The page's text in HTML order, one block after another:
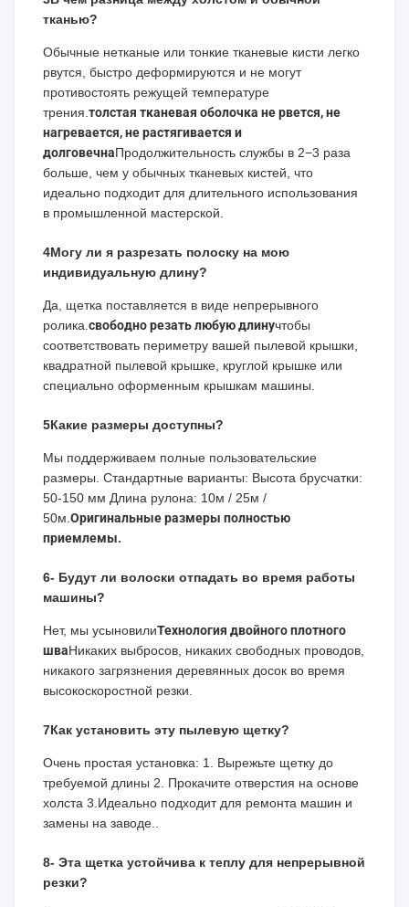
тканью?
Обычные нетканые или тонкие тканевые кисти легко
рвутся, быстро деформируются и не могут
противостоять режущей температуре
трения. толстая тканевая оболочка не рвется, не
нагревается, не растягивается и
долговечнаПродолжительность службы в 2−3 раза
больше, чем у обычных тканевых кистей, что
идеально подходит для длительного использования
в промышленной мастерской.
4Могу ли я разрезать полоску на мою
индивидуальную длину?
Да, щетка поставляется в виде непрерывного
ролика. свободно резать любую длинучтобы
соответствовать периметру вашей пылевой крышки,
квадратной пылевой крышке, круглой крышке или
специально оформенным крышкам машины.
5Какие размеры доступны?
Мы поддерживаем полные пользовательские
размеры. Стандартные варианты: Высота брусчатки:
50-150 мм Длина рулона: 10м / 25м /
50м. Оригинальные размеры полностью
приемлемы.
6- Будут ли волоски отпадать во время работы
машины?
Нет, мы усыновилиТехнология двойного плотного
шваНикаких выбросов, никаких свободных проводов,
никакого загрязнения деревянных досок во время
высокоскоростной резки.
7Как установить эту пылевую щетку?
Очень простая установка: 1. Вырежьте щетку до
требуемой длины 2. Прокачите отверстия на основе
холста 3.Идеально подходит для ремонта машин и
замены на заводе..
8- Эта щетка устойчива к теплу для непрерывной
резки?